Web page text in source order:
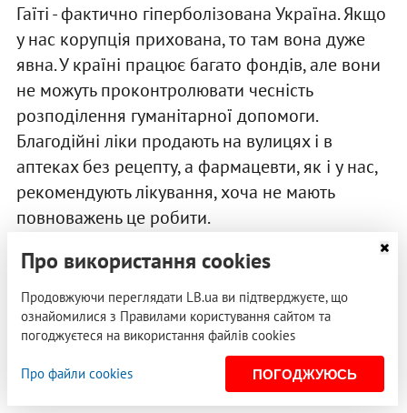
Гаїті - фактично гіперболізована Україна. Якщо
у нас корупція прихована, то там вона дуже
явна. У країні працює багато фондів, але вони
не можуть проконтролювати чесність
розподілення гуманітарної допомоги.
Благодійні ліки продають на вулицях і в
аптеках без рецепту, а фармацевти, як і у нас,
рекомендують лікування, хоча не мають
повноважень це робити.
РЕКЛАМА
Про використання cookies
Продовжуючи переглядати LB.ua ви підтверджуєте, що
ознайомилися з Правилами користування сайтом та
погоджуєтеся на використання файлів cookies
Про файли cookies ПОГОДЖУЮСЬ